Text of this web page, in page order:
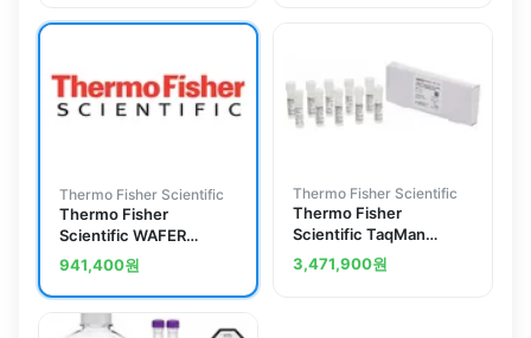
Thermo Fisher Scientific
Thermo Fisher
Scientific WAFER
STORAGE CONTAINER
941,400원
Thermo Fisher Scientific
Thermo Fisher
Scientific TaqMan
SARS-CoV-2, Flu A/B,
RSV RNA Control
3,471,900원